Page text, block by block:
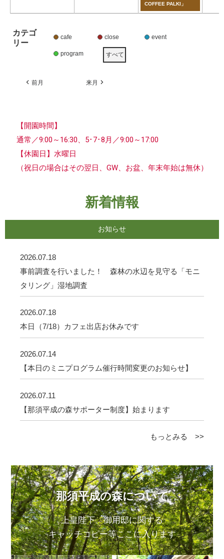
COFFEE PALKI」
カテゴ
リー
cafe close event
program すべて
前月 来月
【開園時間】
通常／9:00～16:30、5･7･8月／9:00～17:00
【休園日】水曜日
（祝日の場合はその翌日、GW、お盆、年末年始は無休）
新着情報
お知らせ
2026.07.18
事前調査を行いました！ 森林の水辺を見守る「モニ
タリング」湿地調査
2026.07.18
本日（7/18）カフェ出店お休みです
2026.07.14
【本日のミニプログラム催行時間変更のお知らせ】
2026.07.11
【那須平成の森サポーター制度】始まります
もっとみる >>
那須平成の森について
上皇陛下、御用邸に関する
キャッチコピー等ここに入ります